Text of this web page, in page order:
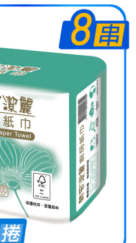
adalah 14 hari. Walau
memuat turun Aplikasi AFTEE
menikmati tempoh pembayaran
kedai meminta pembayaran anda,
dilanjutkan oleh AFTEE. Anda
anda sebelum anda menerima
jaminan bahawa anda boleh
pembayaran (cth.: produk
mengambil masa yang lebih
membuat pembayaran
anda menerima pesanan.
kali pertama boleh sehingga
yang diluluskan akan berdasarkan
AFTEE.
lebih besar daripada NT$20.
ahli Taiwan.